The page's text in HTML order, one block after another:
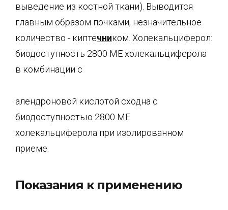
выведение из костной ткани). Выводится
главным образом почками, незначительное
количество - киптечником. Холекальциферол:
биодоступность 2800 ME холекальциферола
в комбинации с
алендроновой кислотой сходна с
биодоступностью 2800 ME
холекальциферола при изолированном
приеме.
Показания к применению